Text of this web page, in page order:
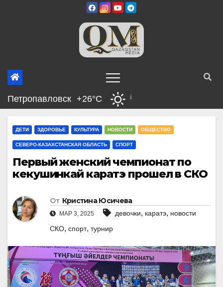
Петропавловск +26°C
ДЕТИ ЗДОРОВЬЕ КУЛЬТУРА НОВОСТИ ОБЩЕСТВО
СЕВЕРО-КАЗАХСТАНСКАЯ ОБЛАСТЬ СПОРТ
Первый женский чемпионат по
кекушинкай каратэ прошел в СКО
От Кристина Юсичева
МАР 3, 2025 девочки, каратэ, новости
СКО, спорт, турнир